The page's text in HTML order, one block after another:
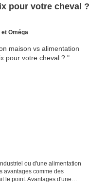
pour votre cheval ?
Oméga
ou d'une alimentation
avantages comme des
le point. Avantages d'une